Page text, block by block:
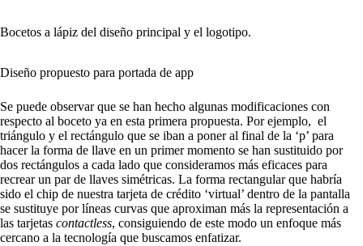
Bocetos a lápiz del diseño principal y el logotipo.
Diseño propuesto para portada de app
Se puede observar que se han hecho algunas modificaciones con
respecto al boceto ya en esta primera propuesta. Por ejemplo, el
triángulo y el rectángulo que se iban a poner al final de la ‘p’ para
hacer la forma de llave en un primer momento se han sustituido por
dos rectángulos a cada lado que consideramos más eficaces para
recrear un par de llaves simétricas. La forma rectangular que habría
sido el chip de nuestra tarjeta de crédito ‘virtual’ dentro de la pantalla
se sustituye por líneas curvas que aproximan más la representación a
las tarjetas contactless, consiguiendo de este modo un enfoque más
cercano a la tecnología que buscamos enfatizar.